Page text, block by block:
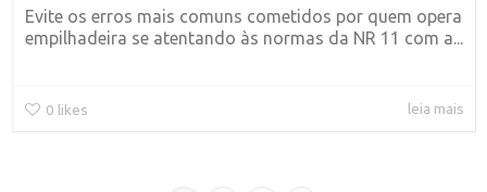
Evite os erros mais comuns cometidos por quem opera
empilhadeira se atentando às normas da NR 11 com a...
0 likes leia mais